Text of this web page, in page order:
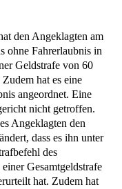
den Angeklagten am
ohne Fahrerlaubnis in
Geldstrafe von 60
hat es eine
angeordnet. Eine
nicht getroffen.
Angeklagten den
dass es ihn unter
des
Gesamtgeldstrafe
hat. Zudem hat